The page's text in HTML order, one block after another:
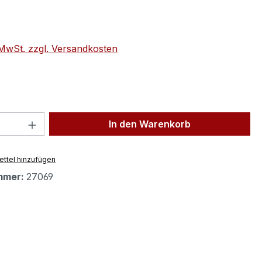
zzgl. Versandkosten
Anzahl: Gib den gewünschten Wert
In den Warenkorb
hinzufügen
27069